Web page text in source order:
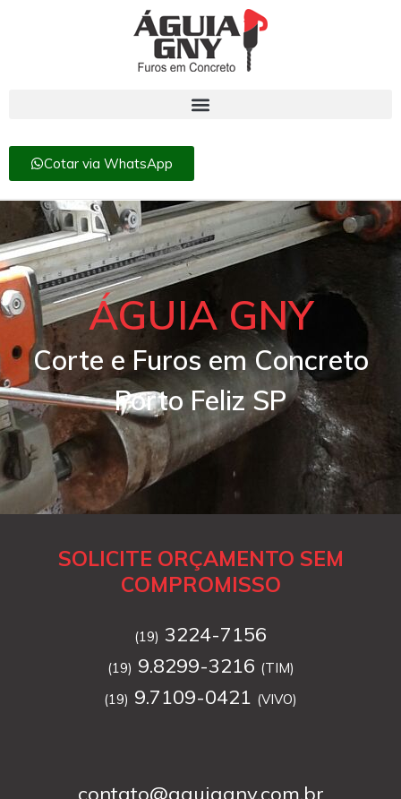
Cotar via WhatsApp
ÁGUIA GNY
Corte e Furos em Concreto
Porto Feliz SP
SOLICITE ORÇAMENTO SEM
COMPROMISSO
(19) 3224-7156
(19) 9.8299-3216 (TIM)
(19) 9.7109-0421 (VIVO)
contato@aguiagny.com.br